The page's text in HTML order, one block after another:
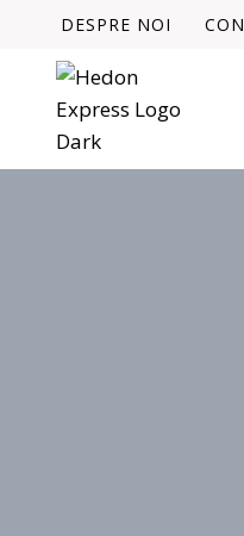
content
DESPRE NOI